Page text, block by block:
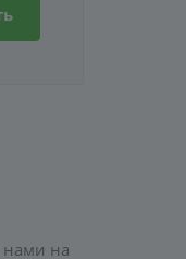
нами на